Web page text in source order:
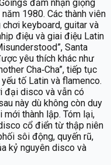
đảm nhận giọng
1980. Các thành viên
keyboard, guitar và
điệu và giai điệu Latin
Santa
yêu thích khác như
Cha‑Cha”, tiếp tục
tố Latin và flamenco.
đại disco và vẫn có
này dù không còn duy
thành lập. Tóm lại,
cổ điển từ thập niên
sôi động, quyến rũ,
kỷ nguyên disco và